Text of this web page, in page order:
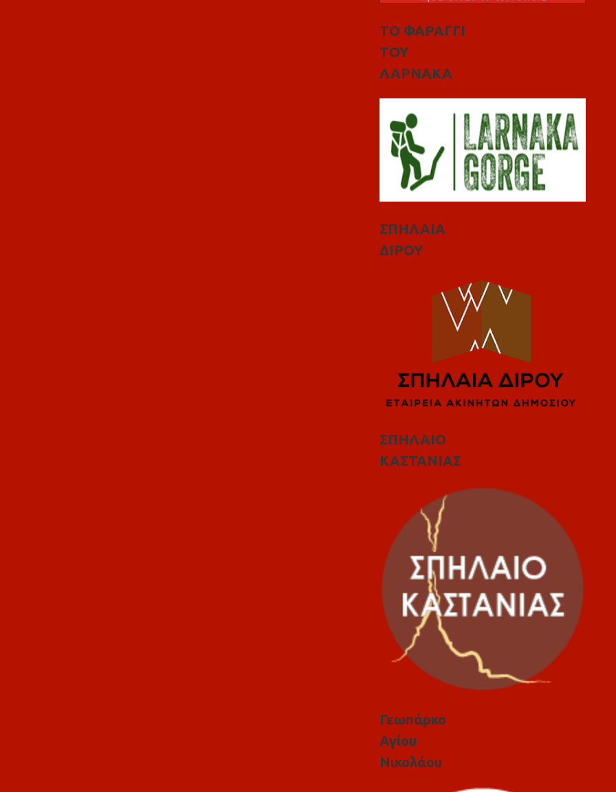
ΤΟ ΦΑΡΑΓΓΙ
ΤΟΥ
ΛΑΡΝΑΚΑ
ΣΠΗΛΑΙΑ
ΔΙΡΟΥ
ΣΠΗΛΑΙΟ
ΚΑΣΤΑΝΙΑΣ
Γεωπάρκο
Αγίου
Νικολάου